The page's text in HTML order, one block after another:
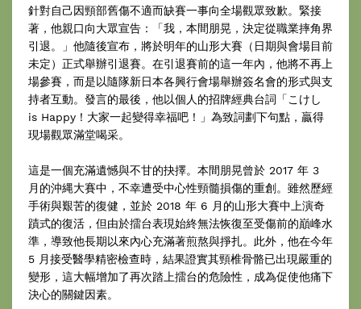
針對自己因頸部舊傷不適而缺賽一事向全場觀眾致歉。緊接
著，他親口向大眾宣告：「我，本間朋晃，決定從職業摔角界
引退。」他隨後宣布，將於明年的山形大賽（日期與會場目前
未定）正式舉辦引退賽。在引退賽前的這一年內，他將不再上
場參賽，而是以隨隊新日本各興行會場舉辦簽名會的形式與支
持者互動。發言的最後，他以個人的招牌經典台詞「こけし
is Happy！大家一起變得幸福吧！」為致詞劃下句點，贏得
現場觀眾滿堂喝采。
這是一個充滿遺憾與不甘的抉擇。本間朋晃曾於 2017 年 3
月的沖縄大賽中，不幸遭受中心性頸髓損傷的重創。雖然歷經
手術與艱苦的復健，並於 2018 年 6 月的山形大賽中上演奇
蹟式的復活，但由於擂台表現始終無法恢復至受傷前的巔峰水
準，導致他長期以來內心充滿著煎熬與掙扎。此外，他在今年
5 月接受醫學精密檢查時，結果證實其頸椎骨骼已出現嚴重的
變形，這大幅增加了再次踏上擂台的危險性，成為促使他痛下
決心的關鍵因素。